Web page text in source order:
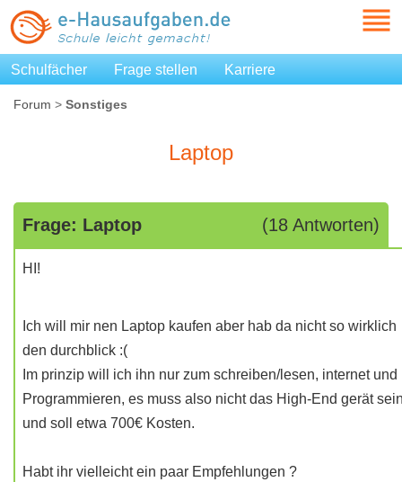
Schulfächer Frage stellen Karriere
Forum > Sonstiges
Laptop
Frage: Laptop (18 Antworten)
HI!
Ich will mir nen Laptop kaufen aber hab da nicht so wirklich
den durchblick :(
Im prinzip will ich ihn nur zum schreiben/lesen, internet und
Programmieren, es muss also nicht das High-End gerät
und soll etwa 700€ Kosten.
Habt ihr vielleicht ein paar Empfehlungen ?